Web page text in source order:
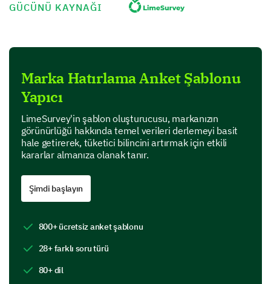
Let's focus on how you perceive our brand and the
In one sentence, how would you describe our
Please rate your agreement with the following
statements.
Options:
- Strongly Disagree
- Disagree
- Neutral
- Strongly Agree
GÜCÜNÜ KAYNAĞI
Marka Hatırlama Anket Şablonu
Yapıcı
LimeSurvey'in şablon oluşturucusu, markanızın
görünürlüğü hakkında temel verileri derlemeyi basit
hale getirerek, tüketici bilincini artırmak için etkili
kararlar almanıza olanak tanır.
Şimdi başlayın
800+ ücretsiz anket şablonu
28+ farklı soru türü
80+ dil